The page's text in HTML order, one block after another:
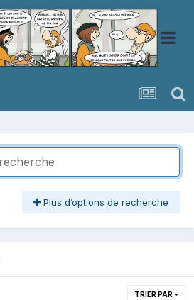
Plus d’options de recherche
TRIER PAR